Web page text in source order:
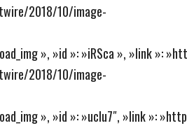
2018/10/image-
», »id »: »iRSca », »link »:
2018/10/image-
», »id »: »ucIu7″, »link »: